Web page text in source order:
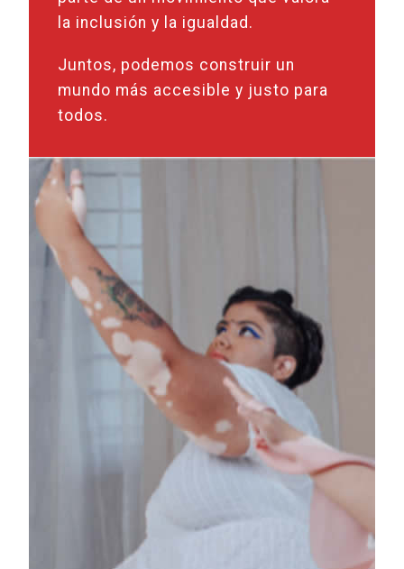
la inclusión y la igualdad.
Juntos, podemos construir un
mundo más accesible y justo para
todos.